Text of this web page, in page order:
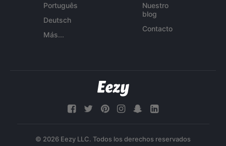
Português
Deutsch
Más...
Nuestro
blog
Contacto
© 2026 Eezy LLC. Todos los derechos reservados